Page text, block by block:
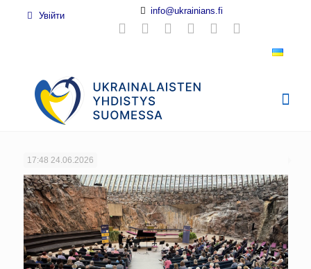
Увійти info@ukrainians.fi
17:48 24.06.2026